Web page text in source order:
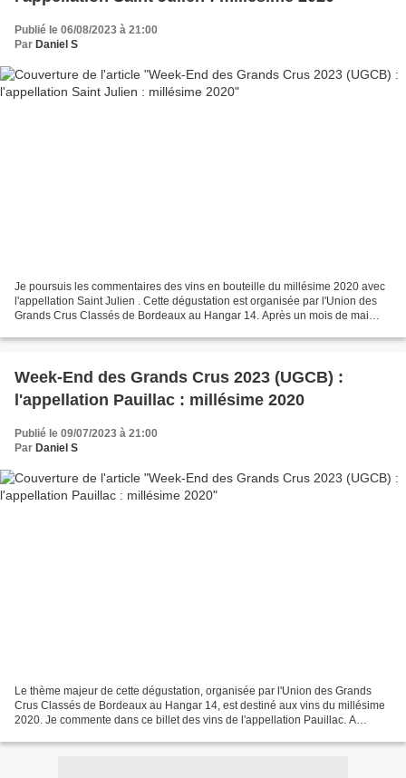
Publié le 06/08/2023 à 21:00
Par Daniel S
Je poursuis les commentaires des vins en bouteille du millésime 2020 avec
l'appellation Saint Julien . Cette dégustation est organisée par l'Union des
Grands Crus Classés de Bordeaux au Hangar 14. Après un mois de mai
Week-End des Grands Crus 2023 (UGCB) :
l'appellation Pauillac : millésime 2020
Publié le 09/07/2023 à 21:00
Par Daniel S
Le thème majeur de cette dégustation, organisée par l'Union des Grands
Crus Classés de Bordeaux au Hangar 14, est destiné aux vins du millésime
2020. Je commente dans ce billet des vins de l'appellation Pauillac. A